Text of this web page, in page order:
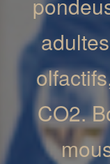
CO2.